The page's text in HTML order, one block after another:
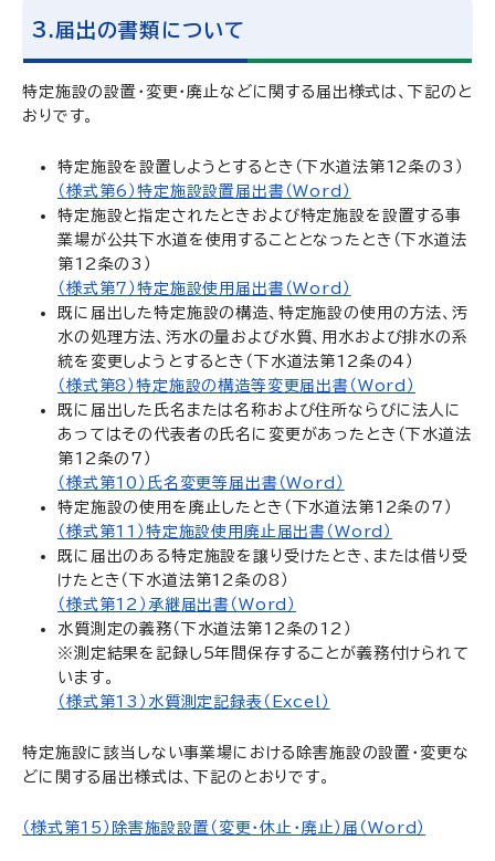
3.届出の書類について
特定施設の設置・変更・廃止などに関する届出様式は、下記のと
おりです。
特定施設を設置しようとするとき（下水道法第12条の3）
（様式第6）特定施設設置届出書（Word）
特定施設と指定されたときおよび特定施設を設置する事
業場が公共下水道を使用することとなったとき（下水道法
第12条の3）
（様式第7）特定施設使用届出書（Word）
既に届出した特定施設の構造、特定施設の使用の方法、汚
水の処理方法、汚水の量および水質、用水および排水の系
統を変更しようとするとき（下水道法第12条の4）
（様式第8）特定施設の構造等変更届出書（Word）
既に届出した氏名または名称および住所ならびに法人に
あってはその代表者の氏名に変更があったとき（下水道法
第12条の7）
（様式第10）氏名変更等届出書（Word）
特定施設の使用を廃止したとき（下水道法第12条の7）
（様式第11）特定施設使用廃止届出書（Word）
既に届出のある特定施設を譲り受けたとき、または借り受
けたとき（下水道法第12条の8）
（様式第12）承継届出書（Word）
水質測定の義務（下水道法第12条の12）
※測定結果を記録し5年間保存することが義務付けられて
います。
（様式第13）水質測定記録表（Excel）
特定施設に該当しない事業場における除害施設の設置・変更な
どに関する届出様式は、下記のとおりです。
（様式第15）除害施設設置（変更・休止・廃止）届（Word）